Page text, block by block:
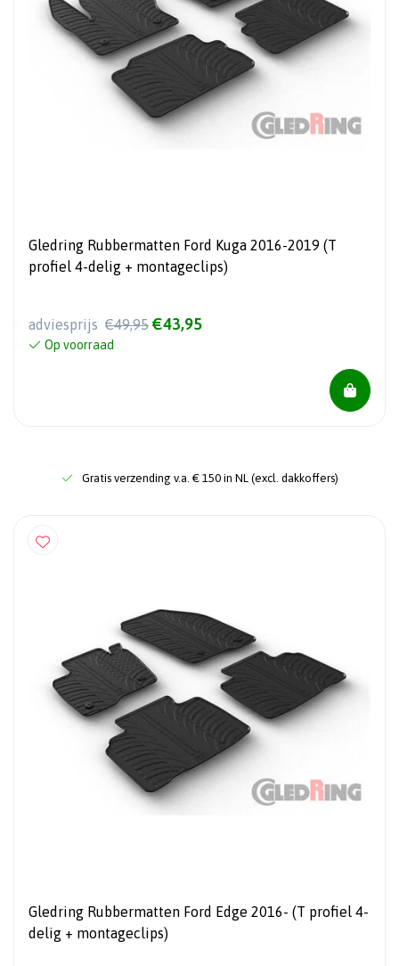
Gledring Rubbermatten Ford Kuga 2016-2019 (T
profiel 4-delig + montageclips)
adviesprijs €49,95 €43,95
Op voorraad
Gratis verzending v.a. € 150 in NL (excl. dakkoffers)
Gledring Rubbermatten Ford Edge 2016- (T profiel 4-
delig + montageclips)